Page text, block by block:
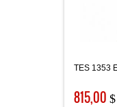
Elektro
TES 1353
815,00 $